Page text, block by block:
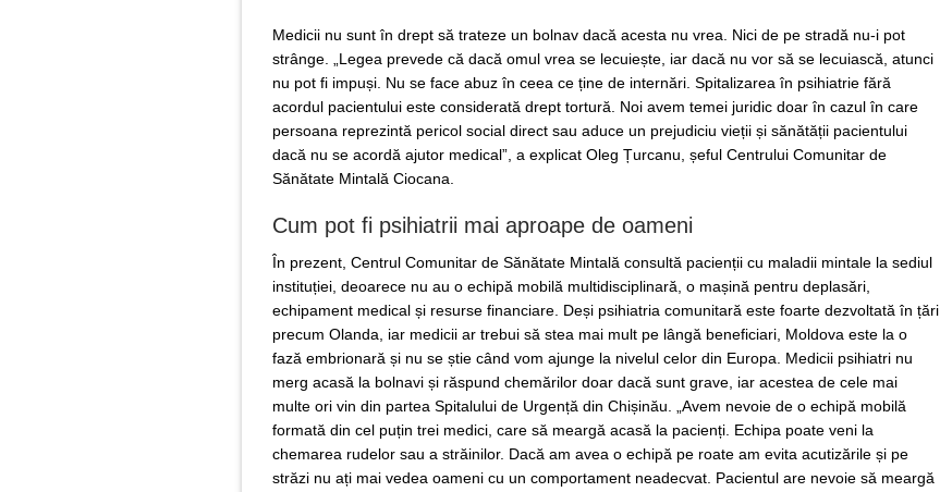
Medicii nu sunt în drept să trateze un bolnav dacă acesta nu vrea. Nici de pe stradă nu-i pot
strânge. „Legea prevede că dacă omul vrea se lecuiește, iar dacă nu vor să se lecuiască, atunci
nu pot fi impuși. Nu se face abuz în ceea ce ține de internări. Spitalizarea în psihiatrie fără
acordul pacientului este considerată drept tortură. Noi avem temei juridic doar în cazul în care
persoana reprezintă pericol social direct sau aduce un prejudiciu vieții și sănătății pacientului
dacă nu se acordă ajutor medical”, a explicat Oleg Țurcanu, șeful Centrului Comunitar de
Sănătate Mintală Ciocana.
Cum pot fi psihiatrii mai aproape de oameni
În prezent, Centrul Comunitar de Sănătate Mintală consultă pacienții cu maladii mintale la sediul
instituției, deoarece nu au o echipă mobilă multidisciplinară, o mașină pentru deplasări,
echipament medical și resurse financiare. Deși psihiatria comunitară este foarte dezvoltată în țări
precum Olanda, iar medicii ar trebui să stea mai mult pe lângă beneficiari, Moldova este la o
fază embrionară și nu se știe când vom ajunge la nivelul celor din Europa. Medicii psihiatri nu
merg acasă la bolnavi și răspund chemărilor doar dacă sunt grave, iar acestea de cele mai
multe ori vin din partea Spitalului de Urgență din Chișinău. „Avem nevoie de o echipă mobilă
formată din cel puțin trei medici, care să meargă acasă la pacienți. Echipa poate veni la
chemarea rudelor sau a străinilor. Dacă am avea o echipă pe roate am evita acutizările și pe
străzi nu ați mai vedea oameni cu un comportament neadecvat. Pacientul are nevoie să meargă